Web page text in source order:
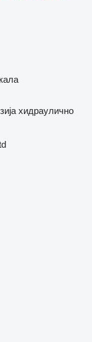
хидраулично